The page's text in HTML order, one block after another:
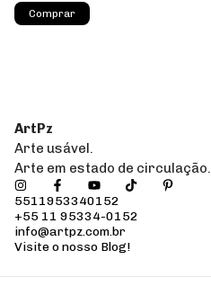
Comprar
ArtPz
Arte usável.
Arte em estado de circulação.
5511953340152
+55 11 95334-0152
info@artpz.com.br
Visite o nosso Blog!